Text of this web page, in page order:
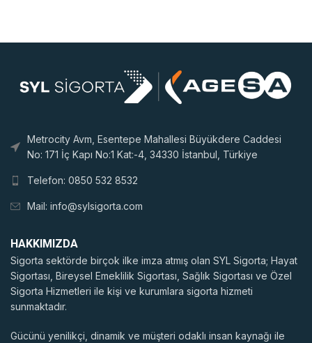
Metrocity Avm, Esentepe Mahallesi Büyükdere Caddesi
No: 171 İç Kapı No:1 Kat:-4, 34330 İstanbul, Türkiye
Telefon: 0850 532 8532
Mail: info@sylsigorta.com
HAKKIMIZDA
Sigorta sektörde birçok ilke imza atmış olan SYL Sigorta; Hayat
Sigortası, Bireysel Emeklilik Sigortası, Sağlık Sigortası ve Özel
Sigorta Hizmetleri ile kişi ve kurumlara sigorta hizmeti
sunmaktadır.
Gücünü yenilikçi, dinamik ve müşteri odaklı insan kaynağı ile